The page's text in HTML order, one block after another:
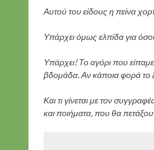
Αυτού του είδους η πείνα
Υπάρχει όμως ελπίδα για
Υπάρχει! Το αγόρι που
βδομάδα. Αν κάποια φορά το
Και τι γίνεται με τον
και ποιήματα, που θα